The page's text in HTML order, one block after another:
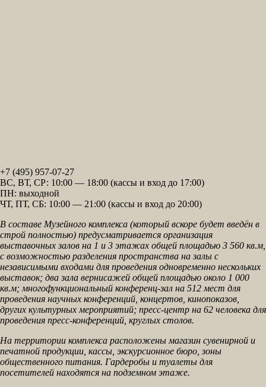
+7 (495) 957-07-27
ВС, ВТ, СР: 10:00 — 18:00 (кассы и вход до 17:00)
ПН: выходной
ЧТ, ПТ, СБ: 10:00 — 21:00 (кассы и вход до 20:00)
В составе Музейного комплекса (который вскоре будет введён в
строй полностью) предусматривается организация
выставочных залов на 1 и 3 этажах общей площадью 3 560 кв.м,
с возможностью разделения пространства на залы с
независимыми входами для проведения одновременно нескольких
выставок; два зала вернисажей общей площадью около 1 000
кв.м; многофункциональный конференц-зал на 512 мест для
проведения научных конференций, концертов, кинопоказов,
других культурных мероприятий; пресс-центр на 62 человека для
проведения пресс-конференций, круглых столов.
На территории комплекса расположены магазин сувенирной и
печатной продукции, кассы, экскурсионное бюро, зоны
общественного питания. Гардеробы и туалеты для
посетителей находятся на подземном этаже.